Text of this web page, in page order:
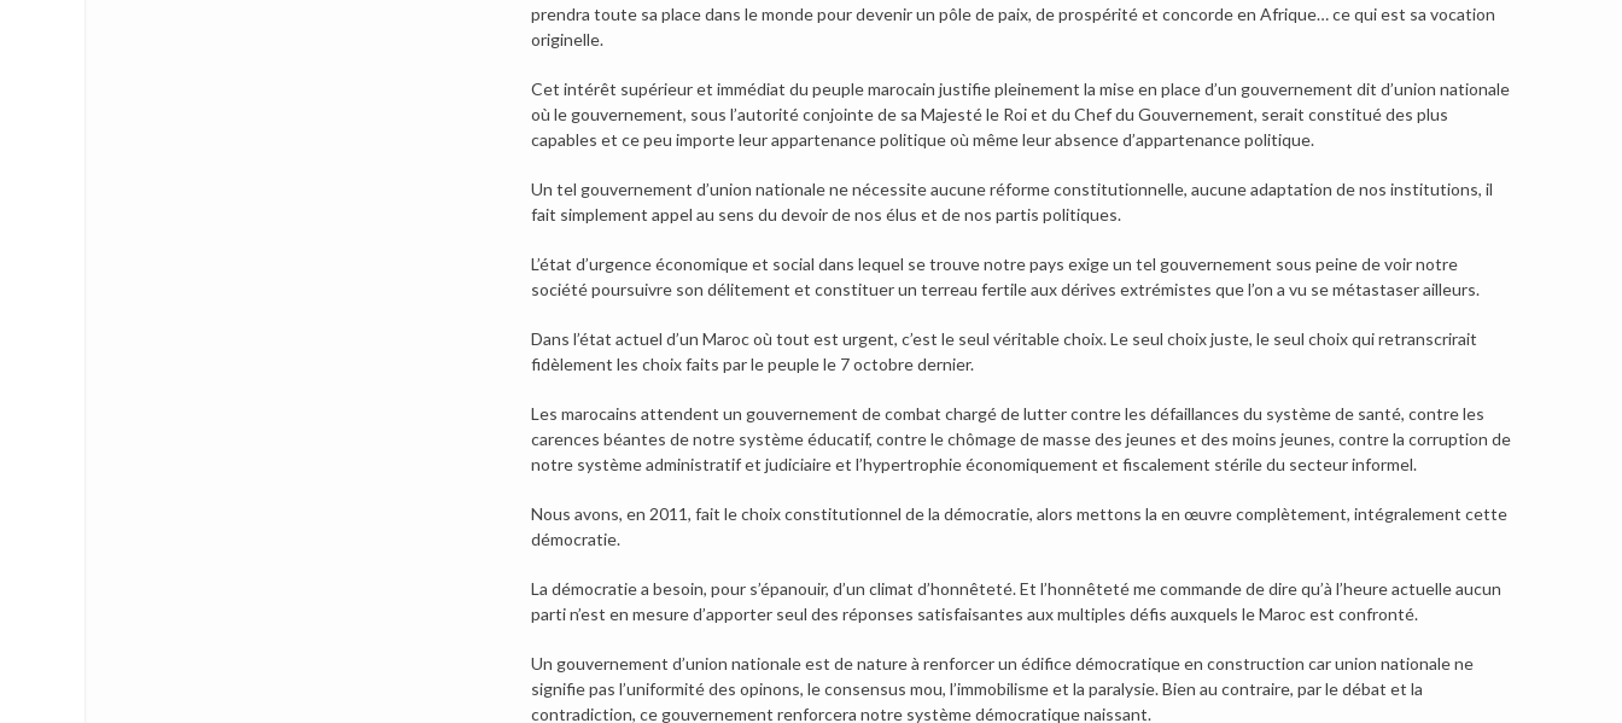
prendra toute sa place dans le monde pour devenir un pôle de paix, de prospérité et concorde en Afrique… ce qui est sa vocation
originelle.
Cet intérêt supérieur et immédiat du peuple marocain justifie pleinement la mise en place d’un gouvernement dit d’union nationale
où le gouvernement, sous l’autorité conjointe de sa Majesté le Roi et du Chef du Gouvernement, serait constitué des plus
capables et ce peu importe leur appartenance politique où même leur absence d’appartenance politique.
Un tel gouvernement d’union nationale ne nécessite aucune réforme constitutionnelle, aucune adaptation de nos institutions, il
fait simplement appel au sens du devoir de nos élus et de nos partis politiques.
L’état d’urgence économique et social dans lequel se trouve notre pays exige un tel gouvernement sous peine de voir notre
société poursuivre son délitement et constituer un terreau fertile aux dérives extrémistes que l’on a vu se métastaser ailleurs.
Dans l’état actuel d’un Maroc où tout est urgent, c’est le seul véritable choix. Le seul choix juste, le seul choix qui retranscrirait
fidèlement les choix faits par le peuple le 7 octobre dernier.
Les marocains attendent un gouvernement de combat chargé de lutter contre les défaillances du système de santé, contre les
carences béantes de notre système éducatif, contre le chômage de masse des jeunes et des moins jeunes, contre la corruption de
notre système administratif et judiciaire et l’hypertrophie économiquement et fiscalement stérile du secteur informel.
Nous avons, en 2011, fait le choix constitutionnel de la démocratie, alors mettons la en œuvre complètement, intégralement cette
démocratie.
La démocratie a besoin, pour s’épanouir, d’un climat d’honnêteté. Et l’honnêteté me commande de dire qu’à l’heure actuelle aucun
parti n’est en mesure d’apporter seul des réponses satisfaisantes aux multiples défis auxquels le Maroc est confronté.
Un gouvernement d’union nationale est de nature à renforcer un édifice démocratique en construction car union nationale ne
signifie pas l’uniformité des opinons, le consensus mou, l’immobilisme et la paralysie. Bien au contraire, par le débat et la
contradiction, ce gouvernement renforcera notre système démocratique naissant.